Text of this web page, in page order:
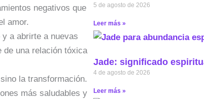
negativos que
amor.
a abrirte a nuevas
de una relación tóxica
la transformación.
más saludables y
5 de agosto de 2026
Leer más »
Jade: significado
4 de agosto de 2026
Leer más »